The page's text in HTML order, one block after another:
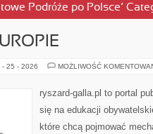
Podróże po Polsce’
- 25 - 2026 MOŻLIWOŚĆ
ryszard-galla.pl to portal
się na edukacji
które chcą pojmować